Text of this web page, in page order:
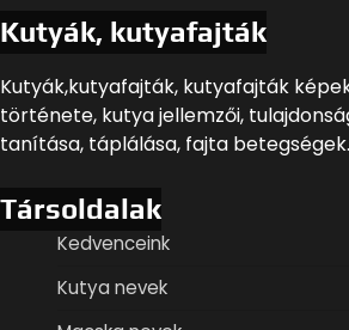
Kutyák, kutyafajták
Kutyák,kutyafajták, kutyafajták
története, kutya jellemzői,
tanítása, táplálása, fajta betegségek.
Társoldalak
Kedvenceink
Kutya nevek